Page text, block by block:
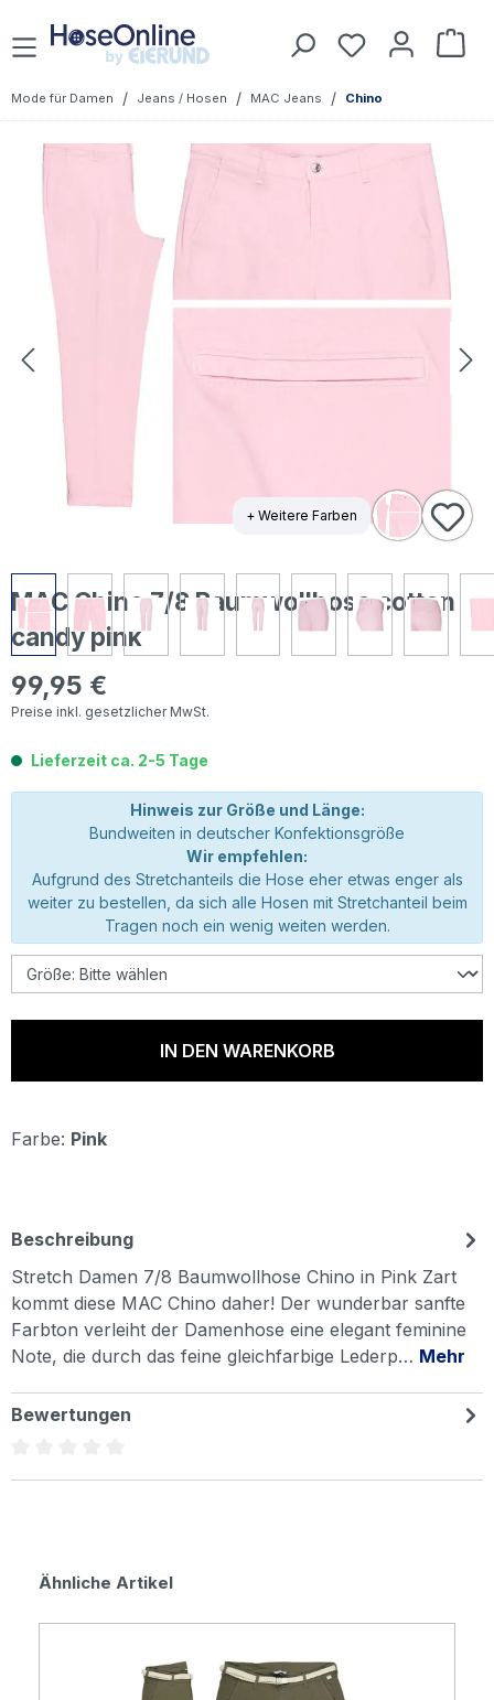
Zum Hauptinhalt springen Du hast 0
Mode für Damen / Jeans / Hosen / MAC Jeans / Chino
Bildergalerie überspringen
+ Weitere Farben
MAC Chino 7/8 Baumwollhose cotton
candy pink
Regulärer Preis:
99,95 €
Preise inkl. gesetzlicher MwSt.
Lieferzeit ca. 2-5 Tage
Hinweis zur Größe und Länge:
Bundweiten in deutscher Konfektionsgröße
Wir empfehlen:
Aufgrund des Stretchanteils die Hose eher etwas enger als
weiter zu bestellen, da sich alle Hosen mit Stretchanteil beim
Tragen noch ein wenig weiten werden.
IN DEN WARENKORB
Farbe: Pink
Beschreibung
Stretch Damen 7/8 Baumwollhose Chino in Pink Zart
kommt diese MAC Chino daher! Der wunderbar sanfte
Farbton verleiht der Damenhose eine elegant feminine
Note, die durch das feine gleichfarbige Lederp… Mehr
Bewertungen
Produktgalerie überspringen
Ähnliche Artikel